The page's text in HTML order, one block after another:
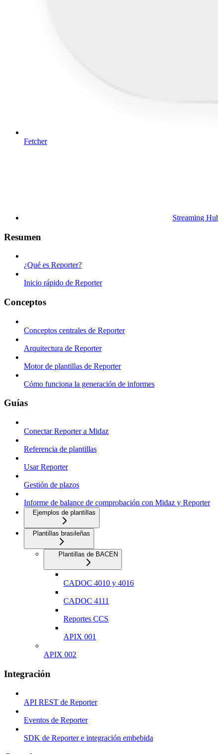
Fetcher
Streaming Hub
Resumen
¿Qué es Reporter?
Inicio rápido de Reporter
Conceptos
Conceptos centrales de Reporter
Arquitectura de Reporter
Motor de plantillas de Reporter
Cómo funciona la generación de informes
Guías
Conectar Reporter a Midaz
Referencia de plantillas
Usar Reporter
Gestión de plazos
Informe de balance de comprobación con Midaz y Reporter
Ejemplos de plantillas
Plantillas brasileñas
Plantillas de BACEN
CADOC 4010 y 4016
CADOC 4111
Reportes CCS
APIX 001
APIX 002
Integración
API REST de Reporter
Eventos de Reporter
SDK de Reporter e integración embebida